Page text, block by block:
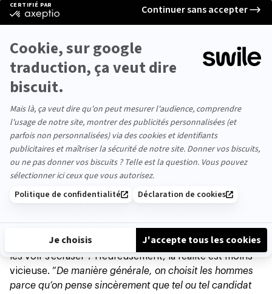
On se souvient de Theresa May face à l’impossible
gestion du Brexit, Valérie Pécresse ou Anne Hidalgo qui
présidentielle, choisies alors que leurs partis étaient à
la dérive, ou encore Marissa Mayer nommée à la tête de
Yahoo alors que l’entreprise était au plus mal. Et des
exemples, il en existe à la pelle : Mary Barra chez
General Motors, Carly Fiorina chez Hewlett-Packard, et
même Elisabeth Borne qui doit aujourd’hui faire face à
la difficile réforme des retraites (qui ressemble à s’y
méprendre à un siège éjectable).
Pourquoi choisit-on des femmes en
temps de crise ?
Pousse-t-on les femmes dans le vide dans l’espoir de
les voir s’écraser ? Heureusement, la réalité est moins
vicieuse. “De manière générale, on choisit les hommes
parce qu’on pense sincèrement que tel ou tel candidat